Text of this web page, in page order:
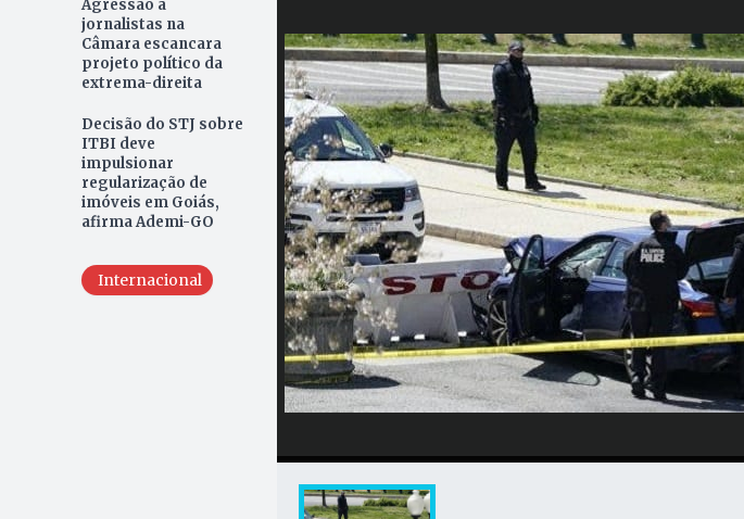
Agressão a
jornalistas na
Câmara escancara
projeto político da
extrema-direita
Decisão do STJ sobre
ITBI deve
impulsionar
regularização de
imóveis em Goiás,
afirma Ademi-GO
Internacional